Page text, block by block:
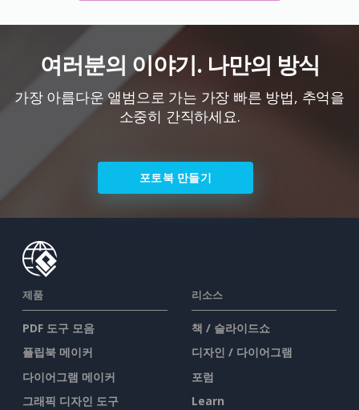
여러분의 이야기. 나만의 방식
가장 아름다운 앨범으로 가는 가장 빠른 방법, 추억을
소중히 간직하세요.
포토북 만들기
제품
PDF 도구 모음
플립북 메이커
다이어그램 메이커
그래픽 디자인 도구
리소스
책 / 슬라이드쇼
디자인 / 다이어그램
포럼
Learn